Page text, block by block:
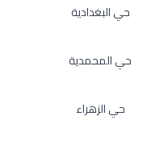
حي البغدادية
حي المحمدية
حي الزهراء